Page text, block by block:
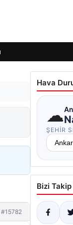
#15782
Hava
☁
ŞEHIR
Bizi Takip